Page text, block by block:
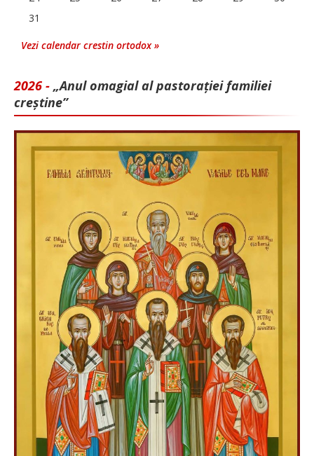
31
Vezi calendar crestin ortodox »
2026 - „Anul omagial al pastorației familiei
creștine”